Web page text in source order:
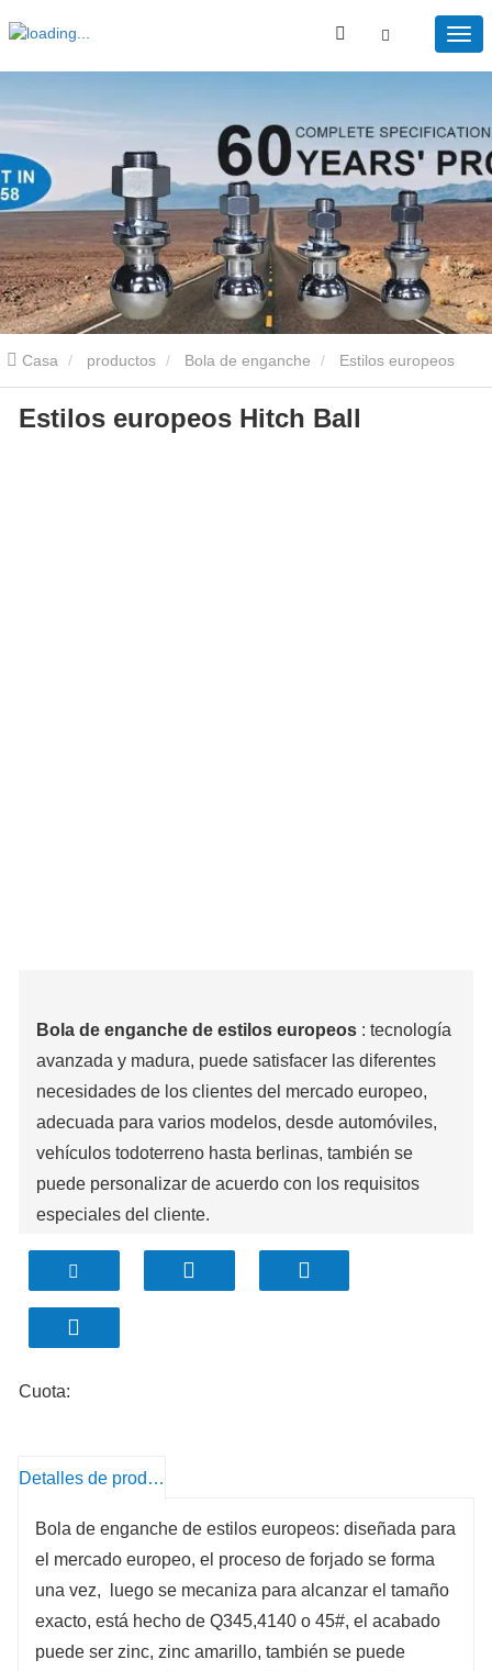
Casa productos Bola de enganche Estilos europeos
Hitch Ball Estilos europeos Hitch Ball
Estilos europeos Hitch Ball
Bola de enganche de estilos europeos : tecnología
avanzada y madura, puede satisfacer las diferentes
necesidades de los clientes del mercado europeo,
adecuada para varios modelos, desde automóviles,
vehículos todoterreno hasta berlinas, también se
puede personalizar de acuerdo con los requisitos
especiales del cliente.
Cuota:
Detalles de producto
Bola de enganche de estilos europeos: diseñada para
el mercado europeo, el proceso de forjado se forma
una vez, luego se mecaniza para alcanzar el tamaño
exacto, está hecho de Q345,4140 o 45#, el acabado
puede ser zinc, zinc amarillo, también se puede